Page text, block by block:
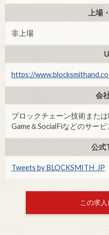
上場
非上場
https://
会
ブロックチェーン技術また
Game＆SocialFiなどのサー
公式
Tweets by BLOCKSMITH_JP
この求